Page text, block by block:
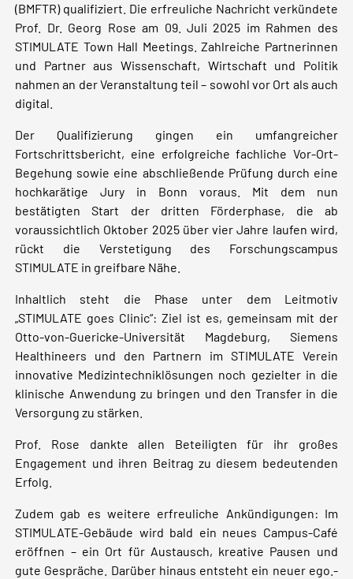
(BMFTR) qualifiziert. Die erfreuliche Nachricht verkündete
Prof. Dr. Georg Rose am 09. Juli 2025 im Rahmen des
STIMULATE Town Hall Meetings. Zahlreiche Partnerinnen
und Partner aus Wissenschaft, Wirtschaft und Politik
nahmen an der Veranstaltung teil – sowohl vor Ort als auch
digital.
Der Qualifizierung gingen ein umfangreicher
Fortschrittsbericht, eine erfolgreiche fachliche Vor-Ort-
Begehung sowie eine abschließende Prüfung durch eine
hochkarätige Jury in Bonn voraus. Mit dem nun
bestätigten Start der dritten Förderphase, die ab
voraussichtlich Oktober 2025 über vier Jahre laufen wird,
rückt die Verstetigung des Forschungscampus
STIMULATE in greifbare Nähe.
Inhaltlich steht die Phase unter dem Leitmotiv
„STIMULATE goes Clinic“: Ziel ist es, gemeinsam mit der
Otto-von-Guericke-Universität Magdeburg, Siemens
Healthineers und den Partnern im STIMULATE Verein
innovative Medizintechniklösungen noch gezielter in die
klinische Anwendung zu bringen und den Transfer in die
Versorgung zu stärken.
Prof. Rose dankte allen Beteiligten für ihr großes
Engagement und ihren Beitrag zu diesem bedeutenden
Erfolg.
Zudem gab es weitere erfreuliche Ankündigungen: Im
STIMULATE-Gebäude wird bald ein neues Campus-Café
eröffnen – ein Ort für Austausch, kreative Pausen und
gute Gespräche. Darüber hinaus entsteht ein neuer ego.-